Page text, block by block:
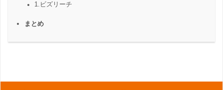
1.ビズリーチ
まとめ